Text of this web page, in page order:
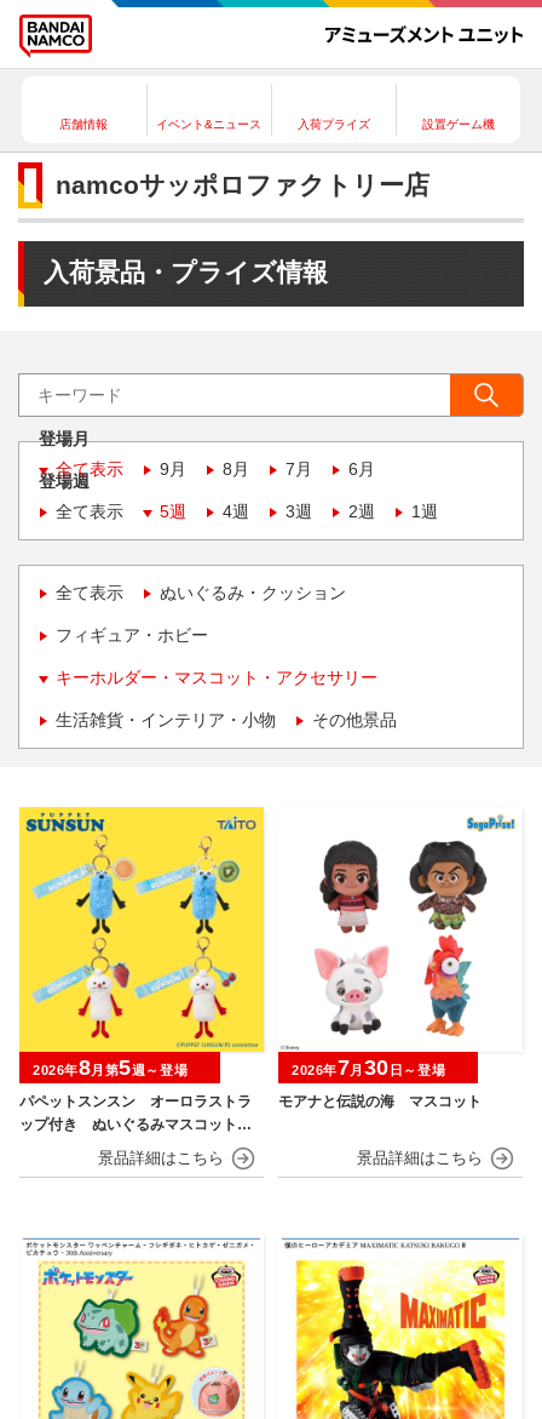
店舗情報 イベント&ニュース 入荷プライズ 設置ゲーム機
namcoサッポロファクトリー店
入荷景品・プライズ情報
登場月
全て表示
9月 8月 7月 6月
登場週
全て表示
5週 4週 3週 2週 1週
全て表示 ぬいぐるみ・クッション
フィギュア・ホビー
キーホルダー・マスコット・アクセサリー
生活雑貨・インテリア・小物 その他景品
パペットスンスン オーロラストラ
ップ付き ぬいぐるみマスコット
フルーツver.
2026年8月第5週～登場
モアナと伝説の海 マスコット
2026年7月 30 日～登場